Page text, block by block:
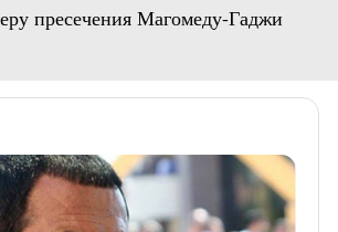
пресечения Магомеду-Гаджи